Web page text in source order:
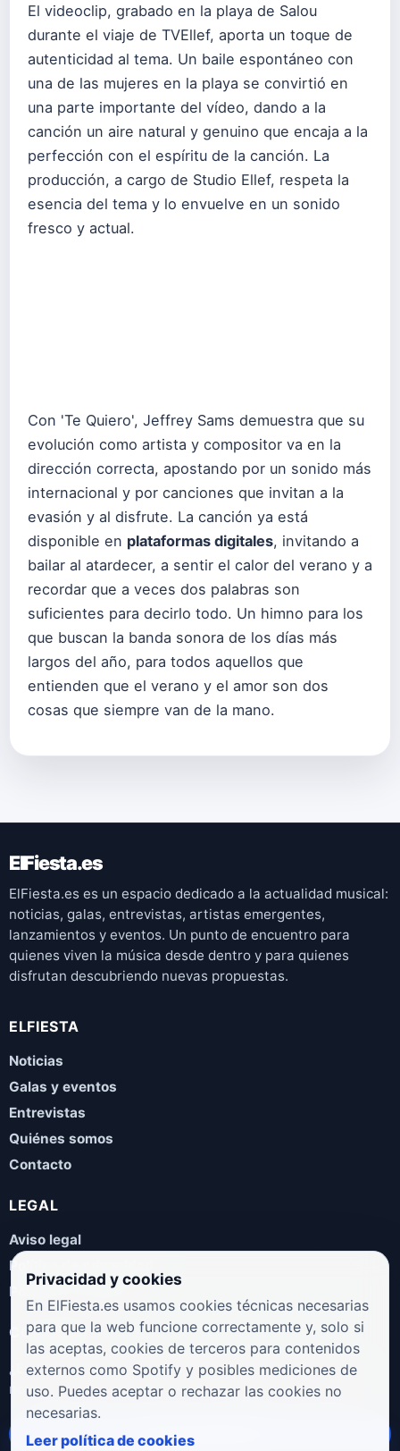
El videoclip, grabado en la playa de Salou
durante el viaje de TVEllef, aporta un toque de
autenticidad al tema. Un baile espontáneo con
una de las mujeres en la playa se convirtió en
una parte importante del vídeo, dando a la
canción un aire natural y genuino que encaja a la
perfección con el espíritu de la canción. La
producción, a cargo de Studio Ellef, respeta la
esencia del tema y lo envuelve en un sonido
fresco y actual.
Con 'Te Quiero', Jeffrey Sams demuestra que su
evolución como artista y compositor va en la
dirección correcta, apostando por un sonido más
internacional y por canciones que invitan a la
evasión y al disfrute. La canción ya está
disponible en plataformas digitales, invitando a
bailar al atardecer, a sentir el calor del verano y a
recordar que a veces dos palabras son
suficientes para decirlo todo. Un himno para los
que buscan la banda sonora de los días más
largos del año, para todos aquellos que
entienden que el verano y el amor son dos
cosas que siempre van de la mano.
ElFiesta.es
ElFiesta.es es un espacio dedicado a la actualidad musical:
noticias, galas, entrevistas, artistas emergentes,
lanzamientos y eventos. Un punto de encuentro para
quienes viven la música desde dentro y para quienes
disfrutan descubriendo nuevas propuestas.
ELFIESTA
Noticias
Galas y eventos
Entrevistas
Quiénes somos
Contacto
LEGAL
Aviso legal
Política de privacidad
Política de cookies
COLABORA
¿Eres artista, manager, sello o promotor? Envíanos tus
novedades, galas, entrevistas o propuestas musicales.
Enviar propuesta
Privacidad y cookies
En ElFiesta.es usamos cookies técnicas necesarias
para que la web funcione correctamente y, solo si
las aceptas, cookies de terceros para contenidos
externos como Spotify y posibles mediciones de
uso. Puedes aceptar o rechazar las cookies no
necesarias.
Leer política de cookies